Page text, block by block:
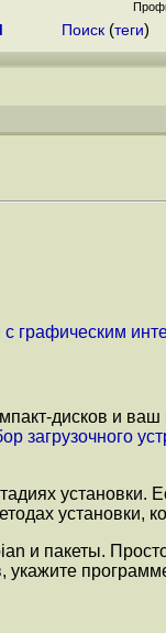
Поиск (теги)
с графическим
дисков и
загрузочного
установки.
и пакеты. Просто